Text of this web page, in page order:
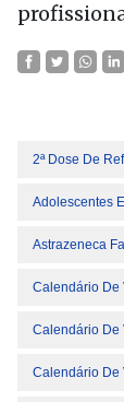
2ª Dose De
Adolescentes
Astrazeneca
Calendário De
Calendário De
Calendário De